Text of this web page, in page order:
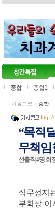
l 종합 l 종합2 l
처음으로 > 종합
http://
“목적
무책임
선출직 4명 회
직무정지
부회장 이